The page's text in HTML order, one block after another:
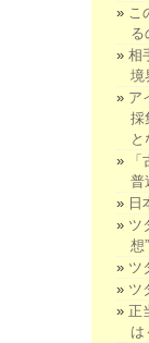
こ
る
相
境
ア
採
と
普
日
ツ
想
ツ
ツ
正
は